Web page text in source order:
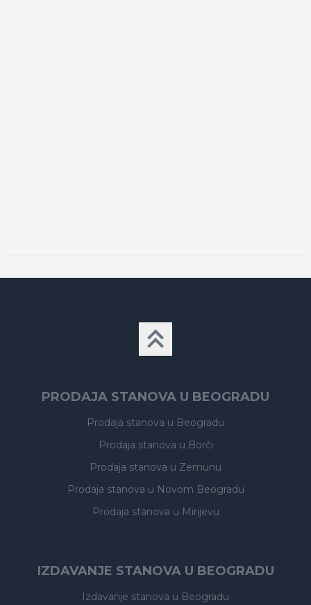
PRODAJA STANOVA U BEOGRADU
Prodaja stanova u Beogradu
Prodaja stanova u Borči
Prodaja stanova u Zemunu
Prodaja stanova u Novom Beogradu
Prodaja stanova u Mirijevu
IZDAVANJE STANOVA U BEOGRADU
Izdavanje stanova u Beogradu